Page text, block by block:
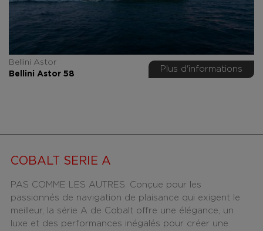
Bellini Astor
Bellini Astor 58
Plus d'informations
COBALT SERIE A
PAS COMME LES AUTRES. Conçue pour les
passionnés de navigation de plaisance qui exigent le
meilleur, la série A de Cobalt offre une élégance, un
luxe et des performances inégalés pour créer une